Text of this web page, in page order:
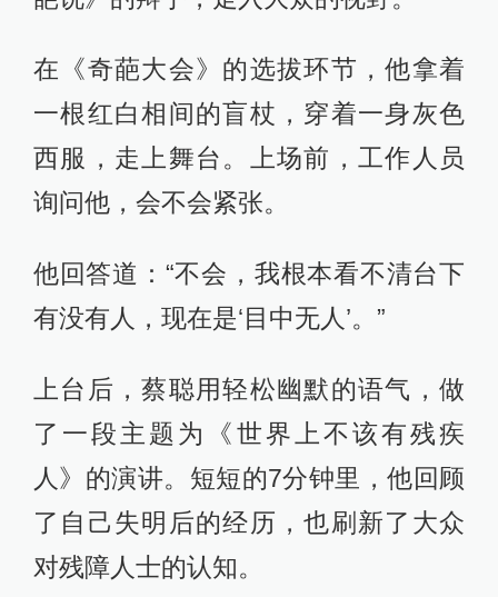
在《奇葩大会》的选拔环节，他拿着
一根红白相间的盲杖，穿着一身灰色
西服，走上舞台。上场前，工作人员
询问他，会不会紧张。
他回答道：“不会，我根本看不清台下
有没有人，现在是‘目中无人’。”
上台后，蔡聪用轻松幽默的语气，做
了一段主题为《世界上不该有残疾
人》的演讲。短短的7分钟里，他回顾
了自己失明后的经历，也刷新了大众
对残障人士的认知。